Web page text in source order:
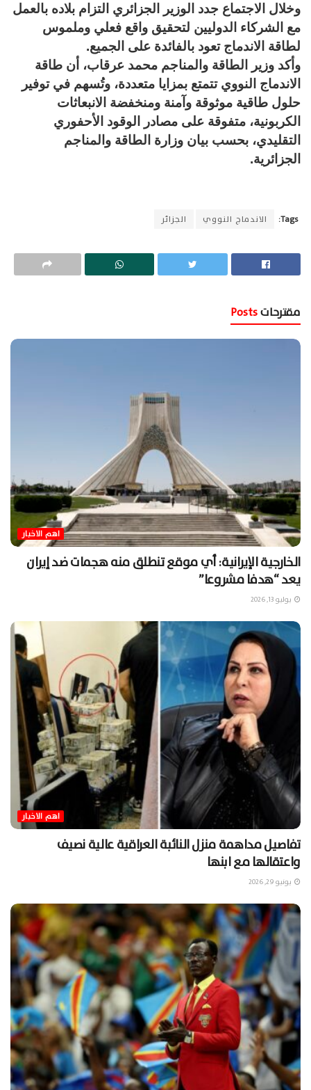
وخلال الاجتماع جدد الوزير الجزائري التزام بلاده بالعمل
مع الشركاء الدوليين لتحقيق واقع فعلي وملموس
لطاقة الاندماج تعود بالفائدة على الجميع.
وأكد وزير الطاقة والمناجم محمد عرقاب، أن طاقة
الاندماج النووي تتمتع بمزايا متعددة، وتُسهم في توفير
حلول طاقية موثوقة وآمنة ومنخفضة الانبعاثات
الكربونية، متفوقة على مصادر الوقود الأحفوري
التقليدي، بحسب بيان وزارة الطاقة والمناجم
الجزائرية.
Tags: الاندماج النووي الجزائر
مقترحات
اهم الاخبار
الخارجية الإيرانية: أي موقع تنطلق منه هجمات ضد إيران
يعد “هدفا مشروعا”
يوليو 13, 2026
اهم الاخبار
تفاصيل مداهمة منزل النائبة العراقية عالية نصيف
واعتقالها مع ابنها
يونيو 29, 2026